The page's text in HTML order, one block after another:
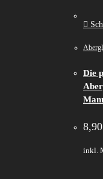
Die
8,90
inkl.